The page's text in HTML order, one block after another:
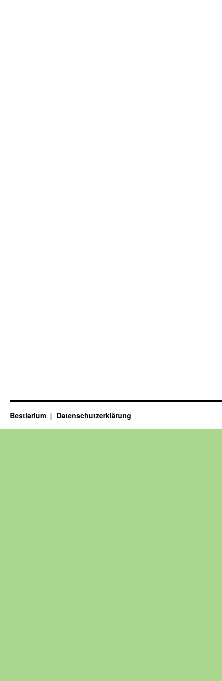
Bestiarium Datenschutzerklärung